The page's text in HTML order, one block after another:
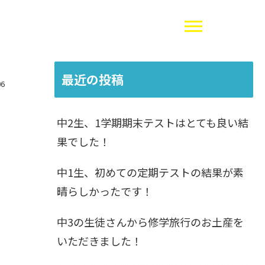
最近の投稿
中2生、1学期期末テストはとても良い結
果でした！
中1生、初めての定期テストの結果が素
晴らしかったです！
中3の生徒さんから修学旅行のお土産を
いただきました！